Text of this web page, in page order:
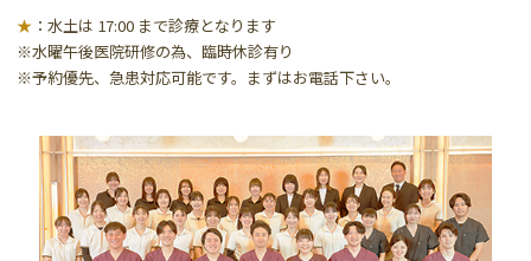
★ ：水土は 17:00 まで診療となります
※水曜午後医院研修の為、臨時休診有り
※予約優先、急患対応可能です。まずはお電話下さい。